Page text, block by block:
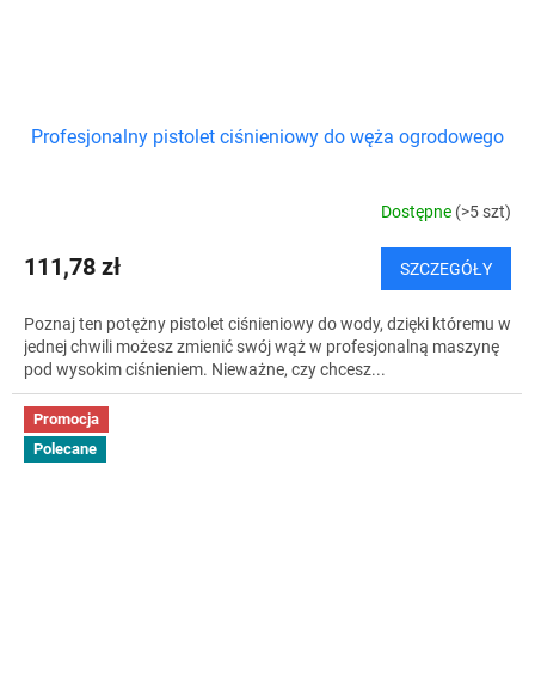
Profesjonalny pistolet ciśnieniowy do węża ogrodowego
Dostępne (>5 szt)
111,78 zł SZCZEGÓŁY
Poznaj ten potężny pistolet ciśnieniowy do wody, dzięki któremu w
jednej chwili możesz zmienić swój wąż w profesjonalną maszynę
pod wysokim ciśnieniem. Nieważne, czy chcesz...
Promocja
Polecane